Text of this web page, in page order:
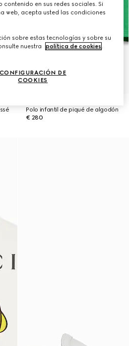
Polo infantil de piqué de algodón
€ 280
en sus redes sociales. Si
web, acepta usted las condiciones
sobre estas tecnologías y sobre su
nuestra
política de cookies.
CONFIGURACIÓN DE
COOKIES